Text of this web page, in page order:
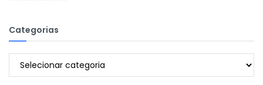
Categorias
Categorias